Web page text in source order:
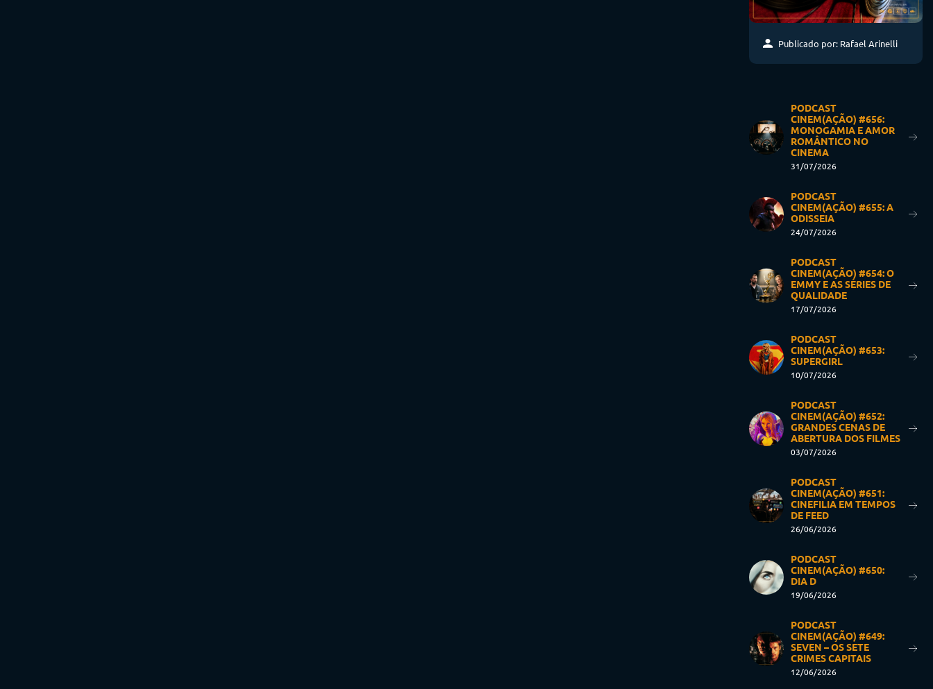
Publicado por: Rafael Arinelli
PODCAST
CINEM(AÇÃO) #656:
MONOGAMIA E AMOR
ROMÂNTICO NO
CINEMA
31/07/2026
PODCAST
CINEM(AÇÃO) #655: A
ODISSEIA
24/07/2026
PODCAST
CINEM(AÇÃO) #654: O
EMMY E AS SÉRIES DE
QUALIDADE
17/07/2026
PODCAST
CINEM(AÇÃO) #653:
SUPERGIRL
10/07/2026
PODCAST
CINEM(AÇÃO) #652:
GRANDES CENAS DE
ABERTURA DOS FILMES
03/07/2026
PODCAST
CINEM(AÇÃO) #651:
CINEFILIA EM TEMPOS
DE FEED
26/06/2026
PODCAST
CINEM(AÇÃO) #650:
DIA D
19/06/2026
PODCAST
CINEM(AÇÃO) #649:
SEVEN – OS SETE
CRIMES CAPITAIS
12/06/2026